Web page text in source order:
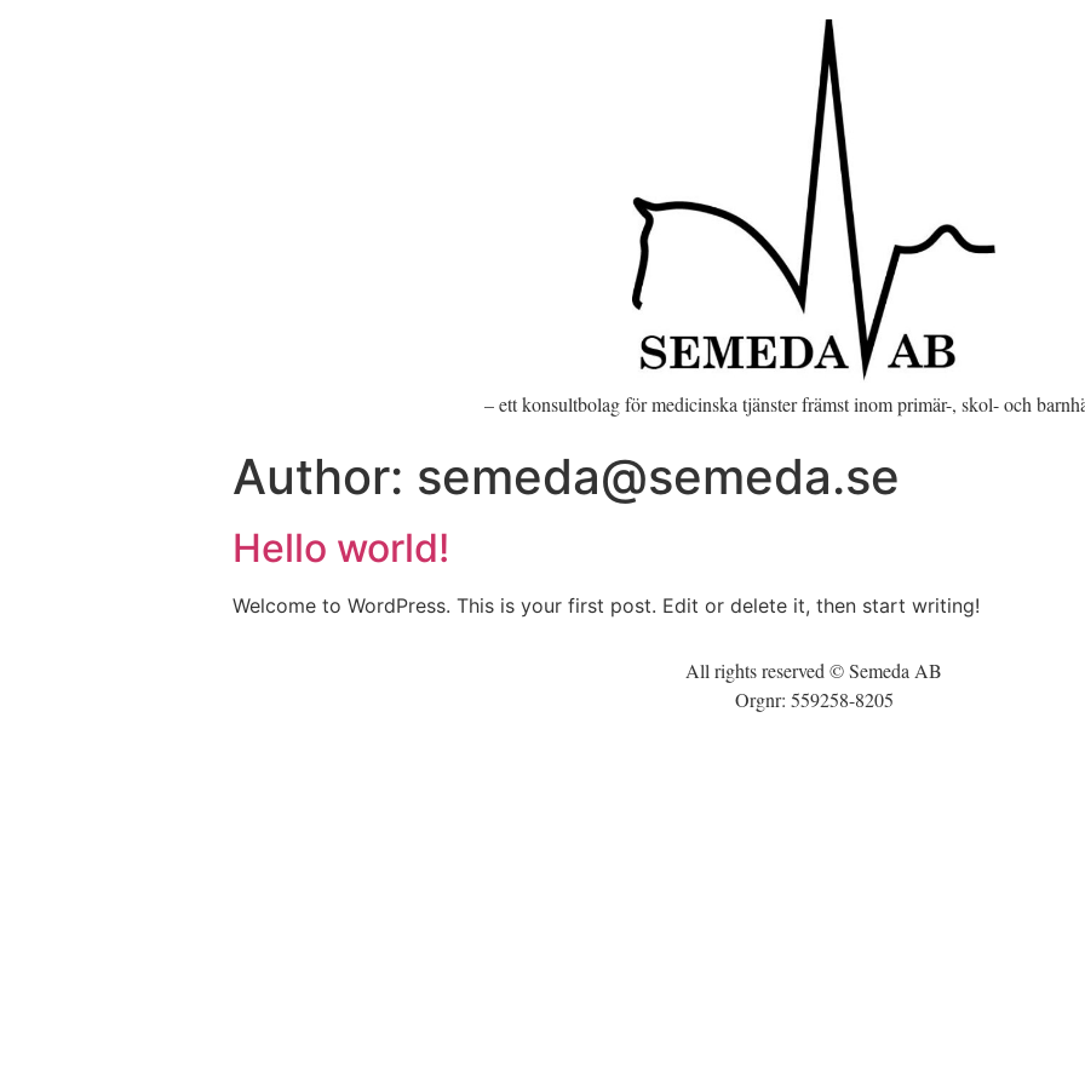
– ett konsultbolag för medicinska tjänster främst inom primär-, skol- och
Author: semeda@semeda.se
Hello world!
Welcome to WordPress. This is your first post. Edit or delete it, then start writing!
All rights reserved © Semeda AB
Orgnr: 559258-8205